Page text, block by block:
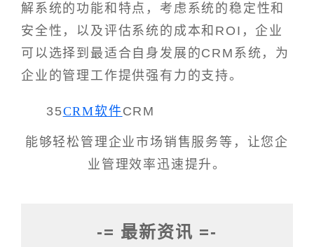
解系统的功能和特点，考虑系统的稳定性和
安全性，以及评估系统的成本和ROI，企业
可以选择到最适合自身发展的CRM系统，为
企业的管理工作提供强有力的支持。
35CRM软件CRM
能够轻松管理企业市场销售服务等，让您企
业管理效率迅速提升。
-= 最新资讯 =-